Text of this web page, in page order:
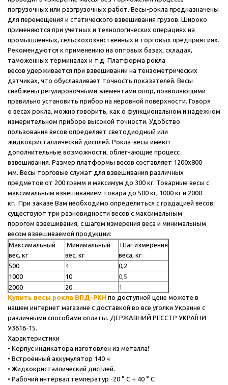
погрузочных или разгрузочных работ. Весы-рокла предназначены
для перемещения и статического взвешивания грузов. Широко
применяются при учетных и технологических операциях на
промышленных, сельскохозяйственных и торговых предприятиях.
Рекомендуются к применению на оптовых базах, складах,
таможенных терминалах и т.д. Платформа рокла
весов удерживается при взвешивании на тензометрических
датчиках, что обуславливает точность показателей. Весы
снабжены регулировочными элементами опор, позволяющими
правильно установить прибор на неровной поверхности. Говоря
о весах рокла, можно говорить, как о функциональном и надежном
измерительном приборе высокой точности. Удобство
пользования весов определяет светодиодный или
жидкокристаллический дисплей. Рокла-весы имеют
дополнительные возможности, облегчающие процесс
взвешивания. Размер платформы весов составляет 1200х800
мм. Весы торговые служат для взвешивания различных
предметов от 200 грамм и максимум до 300 кг. Товарные весы с
максимальным взвешиванием товара до 500 кг, 1000 кг и 2000
кг. При заказе Вам необходимо определиться с градацией весов:
существуют три разновидности весов с максимальным
порогом взвешивания, с шагом измерения веса и минимальным
весом взвешиваемой продукции:
Максимальный
вес, кг
Минимальный
вес, кг
Шаг измерения
веса, кг
500
4
0,2
1000
10
0,5
2000
20
1
Купить весы рокла ВПД-РКН по доступной цене можете в
нашем интернет магазине с доставкой во все уголки Украине с
различными способами оплаты. ДЕРЖАВНИЙ РЕЄСТР УКРАЇНИ
У3616-15.
Характеристики
• Корпус индикатора изготовлен из металла!
• Встроенный аккумулятор 140 ч
• Жидкокристаллический дисплей.
• Рабочий интервал температур -20 ° C + 40 ° C